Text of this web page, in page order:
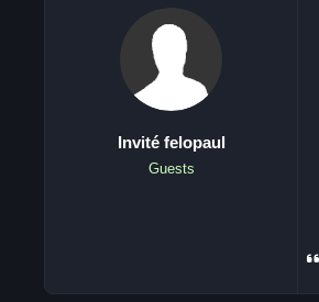
Invité felopaul
Guests